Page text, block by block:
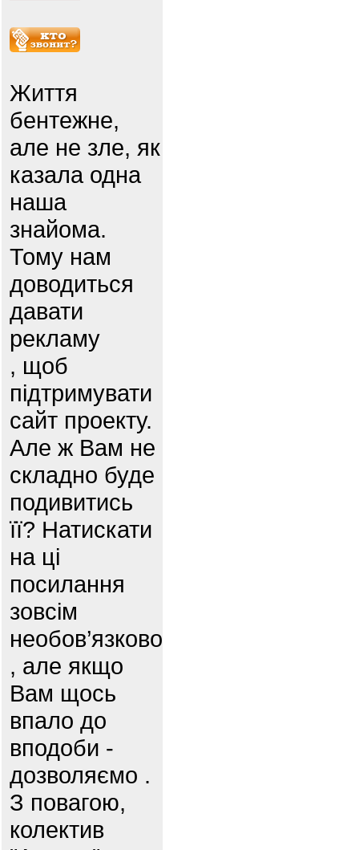
Життя
бентежне,
але не зле, як
казала одна
наша
знайома.
Тому нам
доводиться
давати
рекламу
, щоб
підтримувати
сайт проекту.
Але ж Вам не
складно буде
подивитись
її? Натискати
на ці
посилання
зовсім
необов’язково
, але якщо
Вам щось
впало до
вподоби -
дозволяємо .
З повагою,
колектив